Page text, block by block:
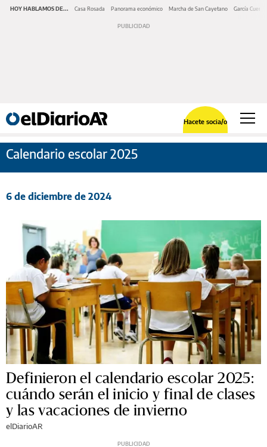
HOY HABLAMOS DE... Casa Rosada Panorama económico Marcha de San Cayetano García Cuerva
Hacete socia/o
Calendario escolar 2025
6 de diciembre de 2024
Definieron el calendario escolar 2025:
cuándo serán el inicio y final de clases
y las vacaciones de invierno
elDiarioAR